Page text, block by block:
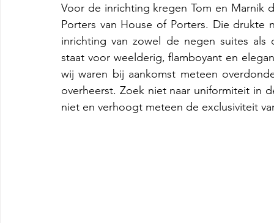
Voor de inrichting kregen Tom en Marnik
Porters van House of Porters. Die
inrichting van zowel de negen suites als
staat voor weelderig, flamboyant en
wij waren bij aankomst meteen
overheerst. Zoek niet naar uniformiteit in
niet en verhoogt meteen de exclusiviteit